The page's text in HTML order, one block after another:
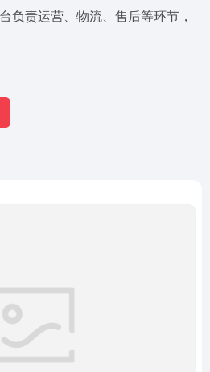
负责运营、物流、售后等环节，